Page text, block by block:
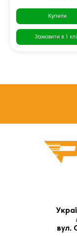
Купити
Замовити в 1
вул.